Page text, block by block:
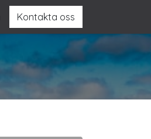
Kontakta oss